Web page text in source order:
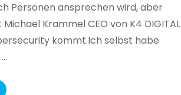
Personen ansprechen wird, aber
Krammel CEO von K4 DIGITAL
kommt.Ich selbst habe